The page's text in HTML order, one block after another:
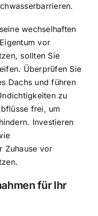
wechselhaften
vor
sollten Sie
Überprüfen Sie
Dachs und führen
zu
frei, um
Investieren
Zuhause vor
für Ihr